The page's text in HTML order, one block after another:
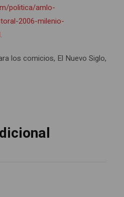
politica/amlo-
2006-milenio-
los comicios, El Nuevo Siglo,